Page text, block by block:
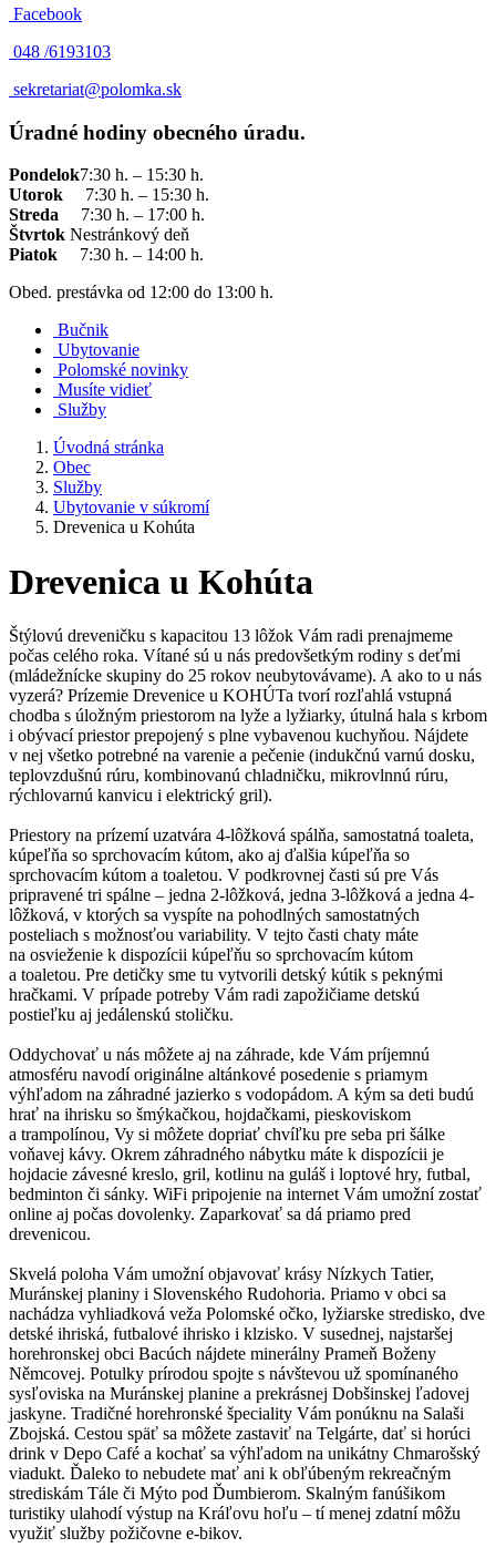
Facebook
048 /6193103
sekretariat@polomka.sk
Úradné hodiny obecného úradu.
Pondelok7:30 h. – 15:30 h.
Utorok 7:30 h. – 15:30 h.
Streda 7:30 h. – 17:00 h.
Štvrtok Nestránkový deň
Piatok
7:30 h. – 14:00 h.
Obed. prestávka od 12:00 do 13:00 h.
Bučnik
Ubytovanie
Polomské novinky
Musíte vidieť
Služby
Úvodná stránka
Obec
Služby
Ubytovanie v súkromí
Drevenica u Kohúta
Drevenica u Kohúta
Štýlovú dreveničku s kapacitou 13 lôžok Vám radi prenajmeme
počas celého roka. Vítané sú u nás predovšetkým rodiny s deťmi
(mládežnícke skupiny do 25 rokov neubytovávame). A ako to u nás
vyzerá? Prízemie Drevenice u KOHÚTa tvorí rozľahlá vstupná
chodba s úložným priestorom na lyže a lyžiarky, útulná hala s krbom
i obývací priestor prepojený s plne vybavenou kuchyňou. Nájdete
v nej všetko potrebné na varenie a pečenie (indukčnú varnú dosku,
teplovzdušnú rúru, kombinovanú chladničku, mikrovlnnú rúru,
rýchlovarnú kanvicu i elektrický gril).
Priestory na prízemí uzatvára 4-lôžková spálňa, samostatná toaleta,
kúpeľňa so sprchovacím kútom, ako aj ďalšia kúpeľňa so
sprchovacím kútom a toaletou. V podkrovnej časti sú pre Vás
pripravené tri spálne – jedna 2-lôžková, jedna 3-lôžková a jedna 4-
lôžková, v ktorých sa vyspíte na pohodlných samostatných
posteliach s možnosťou variability. V tejto časti chaty máte
na osvieženie k dispozícii kúpeľňu so sprchovacím kútom
a toaletou. Pre detičky sme tu vytvorili detský kútik s peknými
hračkami. V prípade potreby Vám radi zapožičiame detskú
postieľku aj jedálenskú stoličku.
Oddychovať u nás môžete aj na záhrade, kde Vám príjemnú
atmosféru navodí originálne altánkové posedenie s priamym
výhľadom na záhradné jazierko s vodopádom. A kým sa deti budú
hrať na ihrisku so šmýkačkou, hojdačkami, pieskoviskom
a trampolínou, Vy si môžete dopriať chvíľku pre seba pri šálke
voňavej kávy. Okrem záhradného nábytku máte k dispozícii je
hojdacie závesné kreslo, gril, kotlinu na guláš i loptové hry, futbal,
bedminton či sánky. WiFi pripojenie na internet Vám umožní zostať
online aj počas dovolenky. Zaparkovať sa dá priamo pred
drevenicou.
Skvelá poloha Vám umožní objavovať krásy Nízkych Tatier,
Muránskej planiny i Slovenského Rudohoria. Priamo v obci sa
nachádza vyhliadková veža Polomské očko, lyžiarske stredisko, dve
detské ihriská, futbalové ihrisko i klzisko. V susednej, najstaršej
horehronskej obci Bacúch nájdete minerálny Prameň Boženy
Němcovej. Potulky prírodou spojte s návštevou už spomínaného
sysľoviska na Muránskej planine a prekrásnej Dobšinskej ľadovej
jaskyne. Tradičné horehronské špeciality Vám ponúknu na Salaši
Zbojská. Cestou späť sa môžete zastaviť na Telgárte, dať si horúci
drink v Depo Café a kochať sa výhľadom na unikátny Chmarošský
viadukt. Ďaleko to nebudete mať ani k obľúbeným rekreačným
strediskám Tále či Mýto pod Ďumbierom. Skalným fanúšikom
turistiky ulahodí výstup na Kráľovu hoľu – tí menej zdatní môžu
využiť služby požičovne e-bikov.